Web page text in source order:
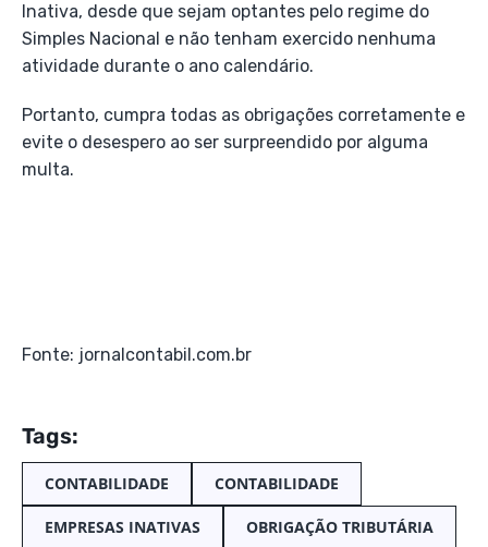
Inativa, desde que sejam optantes pelo regime do
Simples Nacional e não tenham exercido nenhuma
atividade durante o ano calendário.
Portanto, cumpra todas as obrigações corretamente e
evite o desespero ao ser surpreendido por alguma
multa.
Fonte: jornalcontabil.com.br
Tags:
CONTABILIDADE CONTABILIDADE
EMPRESAS INATIVAS OBRIGAÇÃO TRIBUTÁRIA